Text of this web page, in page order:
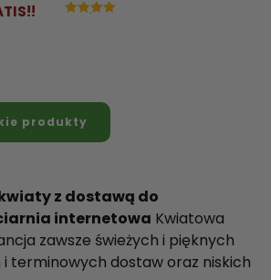
produkty
z dostawą do
internetowa Kwiatowa
zawsze świeżych i pięknych
terminowych dostaw oraz niskich